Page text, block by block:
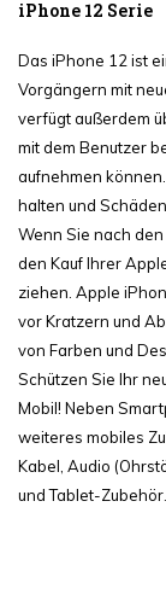
iPhone 12 Serie
Das iPhone 12 ist
Vorgängern mit
verfügt außerdem
mit dem Benutzer
aufnehmen
halten und
Wenn Sie nach
den Kauf Ihrer
ziehen. Apple
vor Kratzern und
von Farben und
Schützen Sie Ihr
Mobil! Neben
weiteres mobiles
Kabel, Audio
und Tablet-Zubehör.